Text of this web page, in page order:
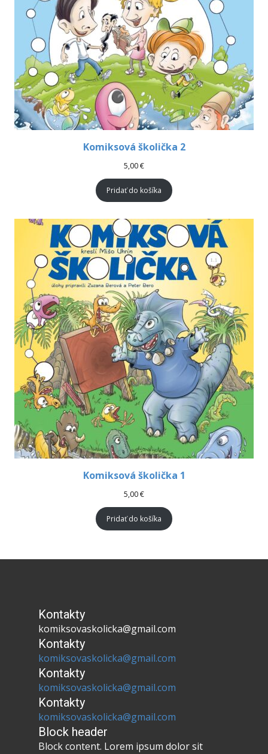
Komiksová školička 2
5,00€
Pridať do košíka
Komiksová školička 1
5,00€
Pridať do košíka
Kontakty
komiksovaskolicka@gmail.com
Kontakty
komiksovaskolicka@gmail.com
Kontakty
komiksovaskolicka@gmail.com
Kontakty
komiksovaskolicka@gmail.com
Block header
Block content. Lorem ipsum dolor sit